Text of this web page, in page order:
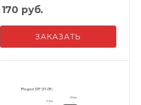
170 руб.
ЗАКАЗАТЬ